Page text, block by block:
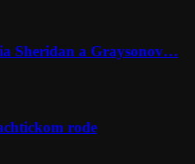
Sheridan a Graysonov…
rode